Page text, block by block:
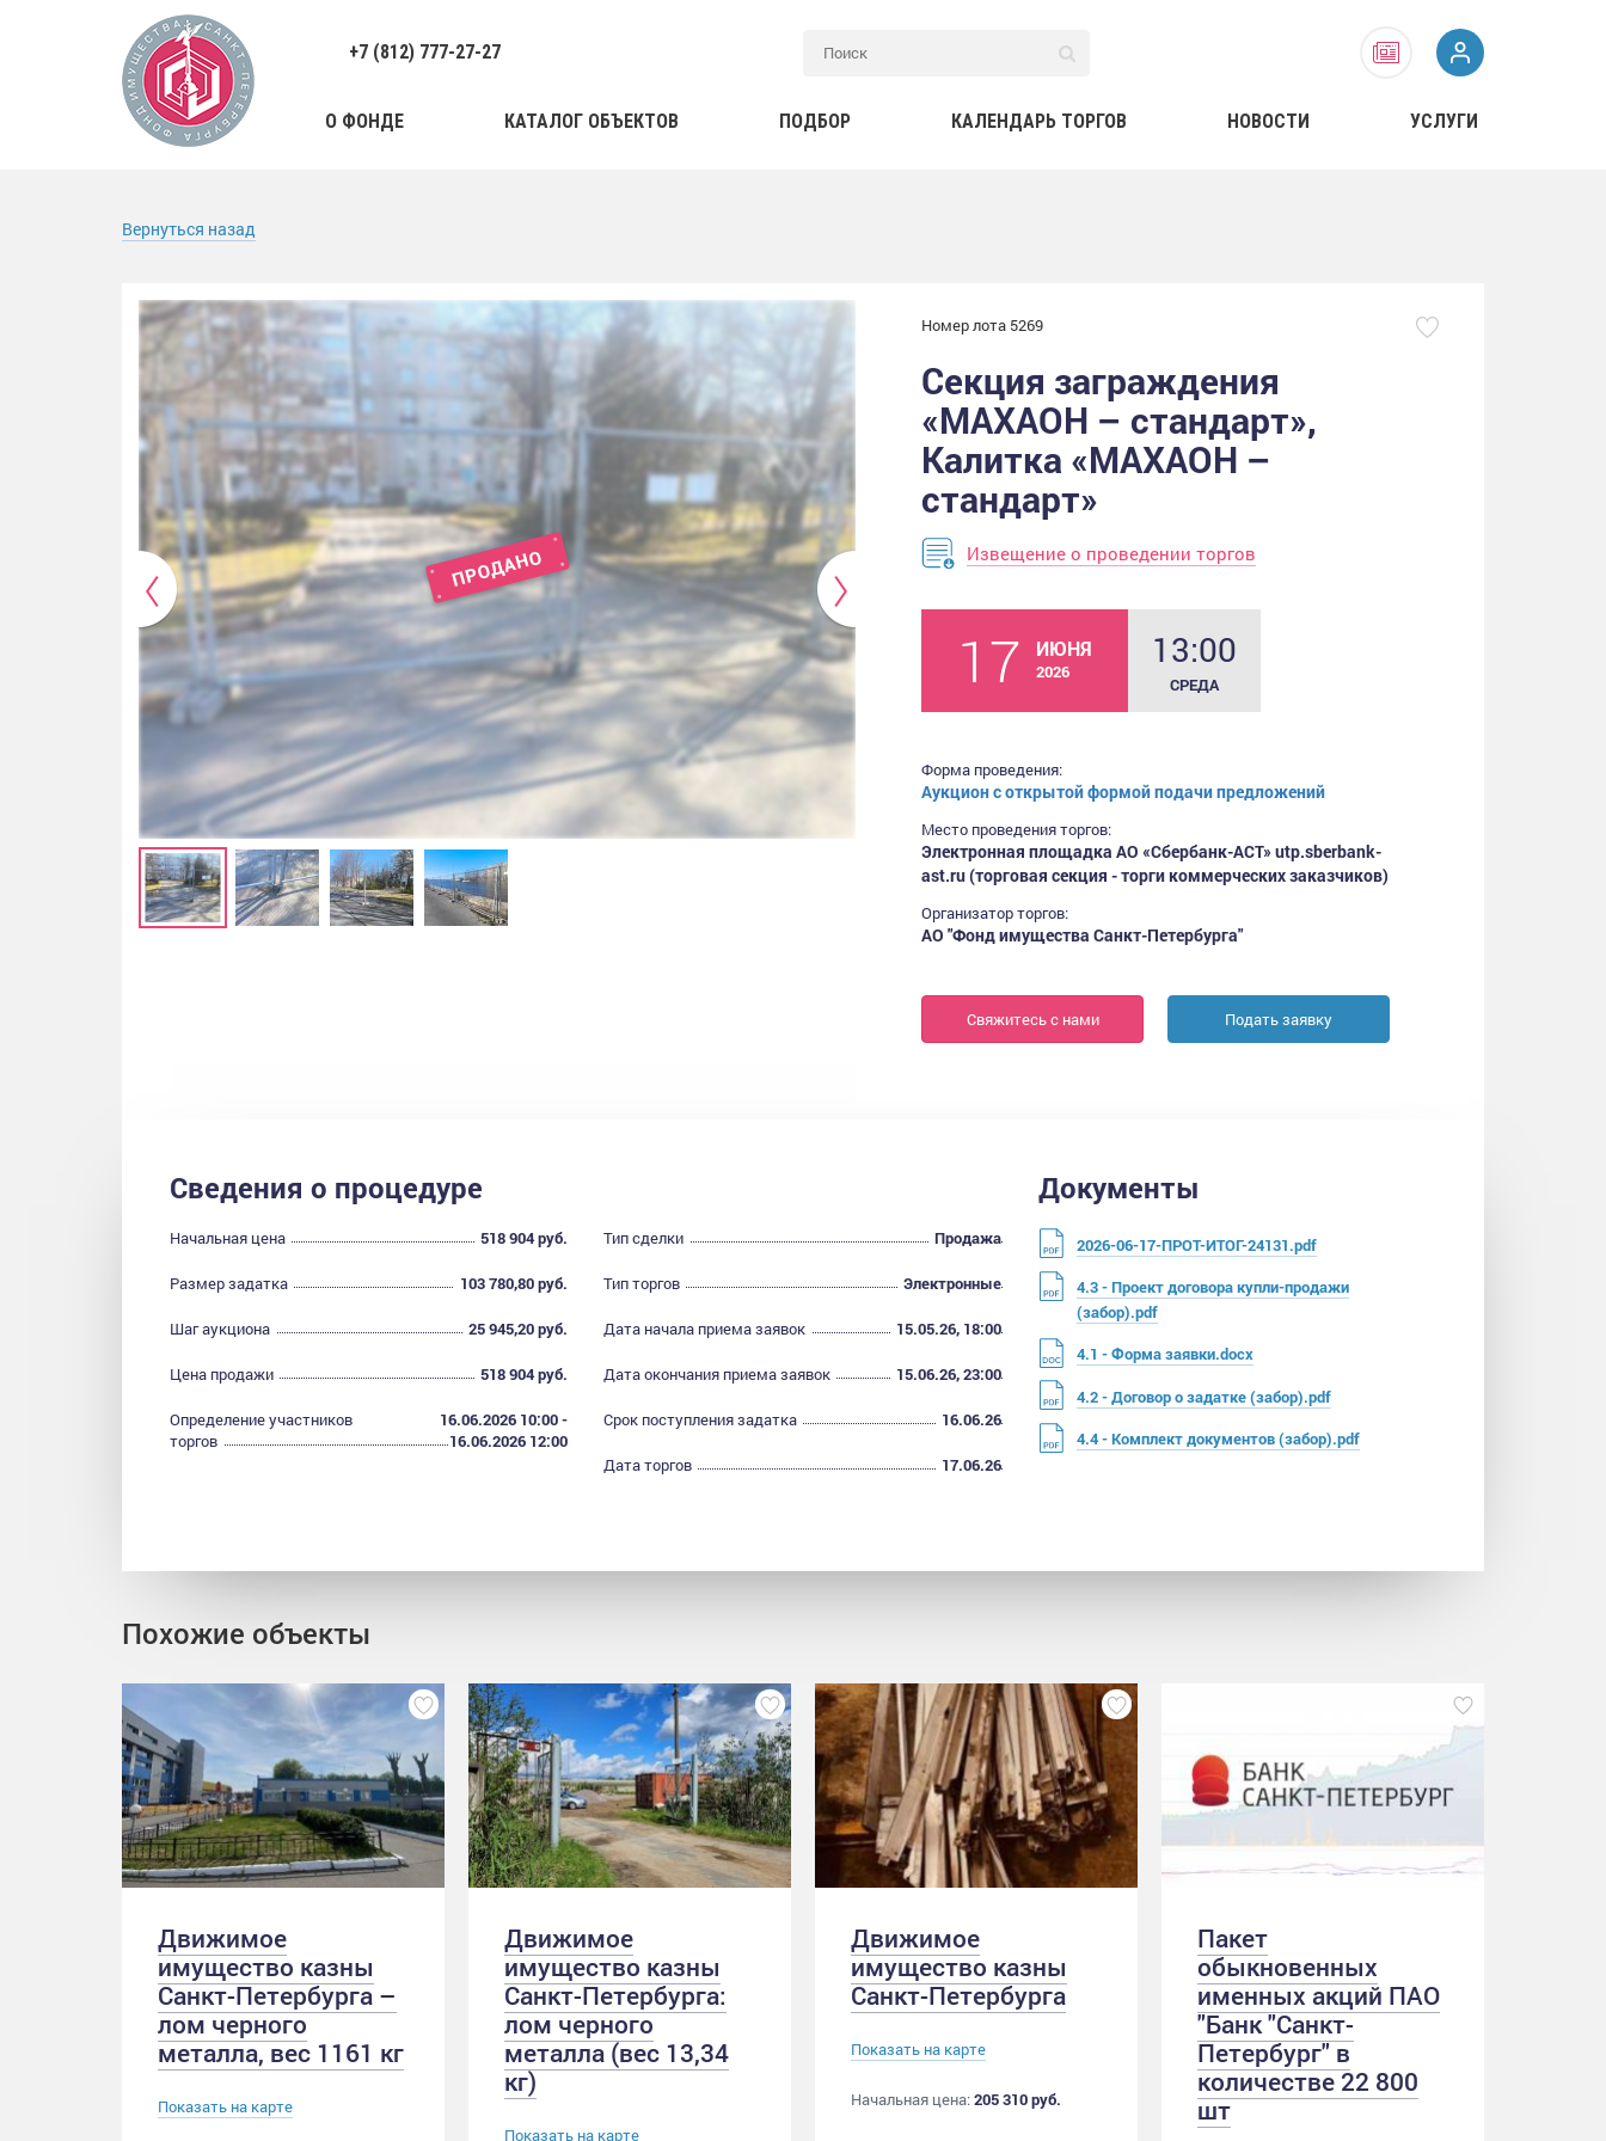
+7 (812) 777-27-27
О ФОНДЕ КАТАЛОГ ОБЪЕКТОВ ПОДБОР КАЛЕНДАРЬ ТОРГОВ НОВОСТИ УСЛУГИ
Вернуться назад
Номер лота 5269
Секция заграждения
«МАХАОН – стандарт»,
Калитка «МАХАОН –
стандарт»
Извещение о проведении торгов
17 ИЮНЯ
2026 13:00
СРЕДА
Форма проведения:
Аукцион с открытой формой подачи предложений
Место проведения торгов:
Электронная площадка АО «Сбербанк-АСТ» utp.sberbank-
ast.ru (торговая секция - торги коммерческих заказчиков)
Организатор торгов:
АО "Фонд имущества Санкт-Петербурга"
Свяжитесь с нами Подать заявку
Сведения о процедуре
Начальная цена 518 904 руб.
Размер задатка 103 780,80 руб.
Шаг аукциона 25 945,20 руб.
Цена продажи 518 904 руб.
Определение участников
торгов
16.06.2026 10:00 -
16.06.2026 12:00
Тип сделки Продажа
Тип торгов Электронные
Дата начала приема заявок 15.05.26, 18:00
Дата окончания приема заявок 15.06.26, 23:00
Срок поступления задатка 16.06.26
Дата торгов 17.06.26
Документы
2026-06-17-ПРОТ-ИТОГ-24131.pdf
4.3 - Проект договора купли-продажи
(забор).pdf
4.1 - Форма заявки.docx
4.2 - Договор о задатке (забор).pdf
4.4 - Комплект документов (забор).pdf
Похожие объекты
Движимое
имущество казны
Санкт-Петербурга –
лом черного
металла, вес 1161 кг
Показать на карте
Движимое
имущество казны
Санкт-Петербурга:
лом черного
металла (вес 13,34
кг)
Показать на карте
Движимое
имущество казны
Санкт-Петербурга
Показать на карте
Начальная цена:205 310 руб.
Пакет
обыкновенных
именных акций ПАО
"Банк "Санкт-
Петербург" в
количестве 22 800
шт